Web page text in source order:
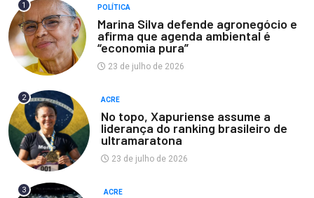
1 POLÍTICA
Marina Silva defende agronegócio e
afirma que agenda ambiental é
“economia pura”
23 de julho de 2026
2 ACRE
No topo, Xapuriense assume a
liderança do ranking brasileiro de
ultramaratona
23 de julho de 2026
3 ACRE